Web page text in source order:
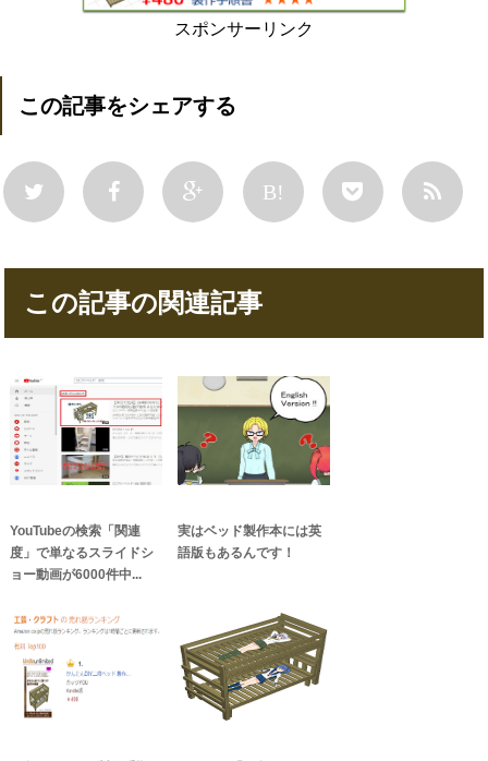
スポンサーリンク
この記事をシェアする
B!
この記事の関連記事
YouTubeの検索「関連
度」で単なるスライドシ
ョー動画が6000件中...
実はベッド製作本には英
語版もあるんです！